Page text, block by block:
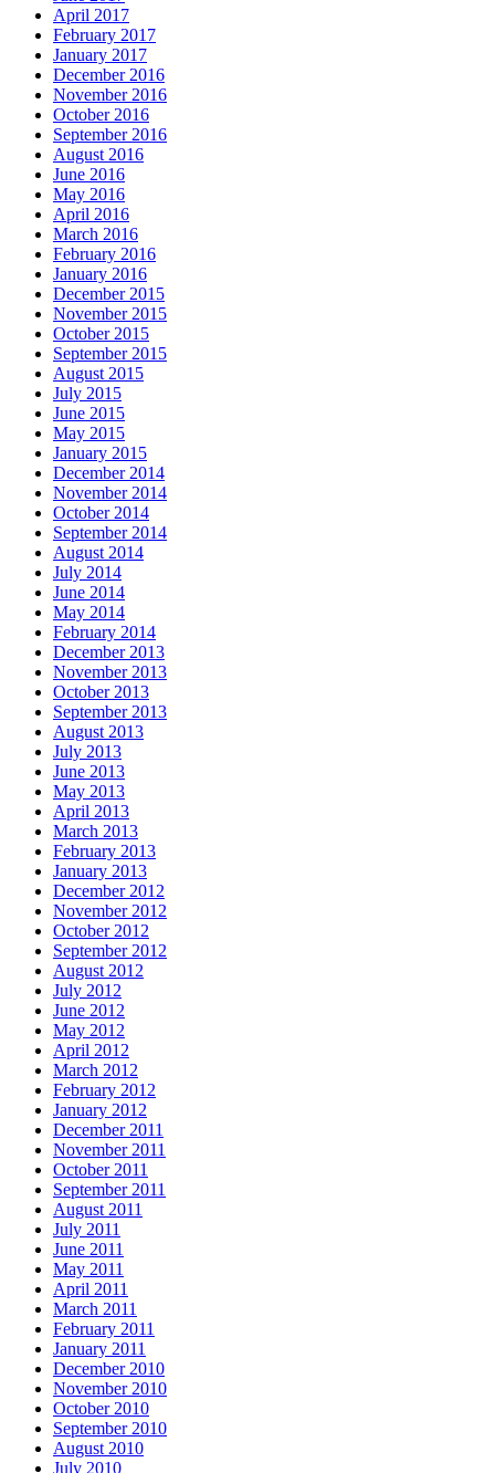
April 2017
February 2017
January 2017
December 2016
November 2016
October 2016
September 2016
August 2016
June 2016
May 2016
April 2016
March 2016
February 2016
January 2016
December 2015
November 2015
October 2015
September 2015
August 2015
July 2015
June 2015
May 2015
January 2015
December 2014
November 2014
October 2014
September 2014
August 2014
July 2014
June 2014
May 2014
February 2014
December 2013
November 2013
October 2013
September 2013
August 2013
July 2013
June 2013
May 2013
April 2013
March 2013
February 2013
January 2013
December 2012
November 2012
October 2012
September 2012
August 2012
July 2012
June 2012
May 2012
April 2012
March 2012
February 2012
January 2012
December 2011
November 2011
October 2011
September 2011
August 2011
July 2011
June 2011
May 2011
April 2011
March 2011
February 2011
January 2011
December 2010
November 2010
October 2010
September 2010
August 2010
July 2010